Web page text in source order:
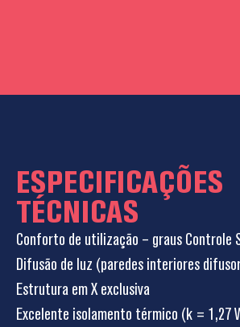
ESPECIFICAÇÕES
TÉCNICAS
Conforto de utilização – graus Controle
Difusão de luz (paredes interiores
Estrutura em X exclusiva
Excelente isolamento térmico (k = 1,27